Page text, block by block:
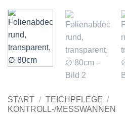
START / TEICHPFLEGE /
KONTROLL-/MESSWANNEN